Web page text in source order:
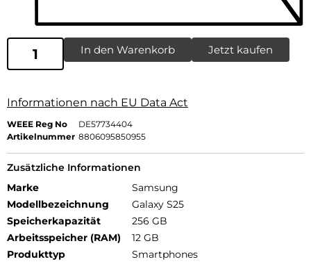
In den Warenkorb Jetzt kaufen
Informationen nach EU Data Act
WEEE Reg No
DE57734404
Artikelnummer 8806095850955
Zusätzliche Informationen
Marke
Samsung
Modellbezeichnung
Galaxy S25
Speicherkapazität
256 GB
Arbeitsspeicher (RAM)
12 GB
Produkttyp
Smartphones